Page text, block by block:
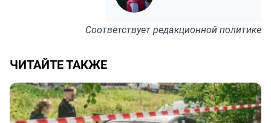
Соответствуетредакционной политике
ЧИТАЙТЕ ТАКЖЕ